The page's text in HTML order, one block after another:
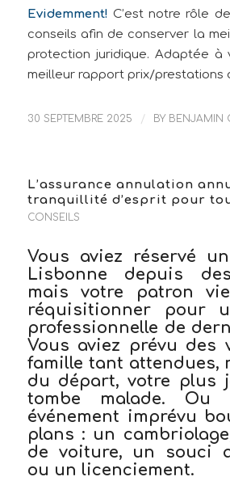
Evidemment! C’est notre rôle
conseils afin de conserver la
protection juridique. Adaptée à
meilleur rapport prix/prestations
30 SEPTEMBRE 2025 / BY BENJAMIN
L’assurance annulation
tranquillité d’esprit pour
CONSEILS
Vous aviez réservé
Lisbonne depuis
mais votre patron
réquisitionner pour
professionnelle de
Vous aviez prévu des
famille tant attendues,
du départ, votre plus
tombe malade. Ou
événement imprévu
plans : un
de voiture, un souci
ou un licenciement.